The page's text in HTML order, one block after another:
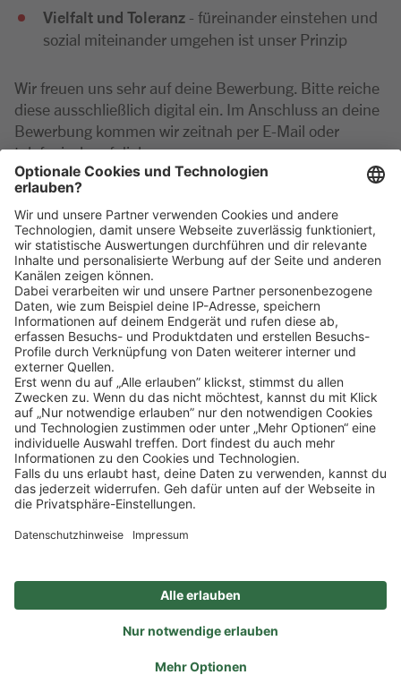
Vielfalt und Toleranz - füreinander einstehen und
sozial miteinander umgehen ist unser Prinzip
Wir freuen uns sehr auf deine Bewerbung. Bitte reiche
diese ausschließlich digital ein. Im Anschluss an deine
Bewerbung kommen wir zeitnah per E-Mail oder
telefonisch auf dich zu.
Bei Rückfragen zu der Position wende dich gerne
telefonisch an die Marktleitung unter: 07181 93930-0
Klickehier, um alle offenen Jobs zu sehen.
Impressum Datenschutz
Privatsphäre-Einstellungen
FAQ
Veranstaltungen
Sitemap